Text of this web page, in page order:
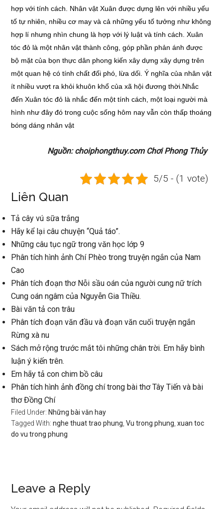
hợp với tính cách. Nhân vật Xuân được dựng lên với nhiều yếu
tố tự nhiên, nhiều cơ may và cả những yếu tố tưởng như không
hợp lí nhưng nhìn chung là hợp với lý luật và tính cách. Xuân
tóc đỏ là một nhân vật thành công, góp phần phản ánh được
bộ mặt của bọn thực dân phong kiến xây dựng xây dựng trên
một quan hệ có tính chất đối phó, lừa dối. Ý nghĩa của nhân vật
ít nhiều vượt ra khỏi khuôn khổ của xã hội đương thời.Nhắc
đến Xuân tóc đỏ là nhắc đến một tính cách, một loại người mà
hình như đây đó trong cuộc sống hôm nay vẫn còn thấp thoáng
bóng dáng nhân vật
Nguồn: choiphongthuy.com Chơi Phong Thủy
5/5 - (1 vote)
Liên Quan
Tả cây vú sữa trắng
Hãy kể lại câu chuyện “Quả táo”.
Những câu tục ngữ trong văn học lớp 9
Phân tích hình ảnh Chí Phèo trong truyện ngắn của Nam
Cao
Phân tích đoạn thơ Nỗi sầu oán của người cung nữ trích
Cung oán ngâm của Nguyễn Gia Thiều.
Bài văn tả con trâu
Phân tích đoạn văn đầu và đoạn văn cuối truyện ngắn
Rừng xà nu
Sách mở rộng trước mắt tôi những chân trời. Em hãy bình
luận ý kiến trên.
Em hãy tả con chim bồ câu
Phân tích hình ảnh đồng chí trong bài thơ Tây Tiến và bài
thơ Đồng Chí
Filed Under: Những bài văn hay
Tagged With:nghe thuat trao phung ,Vu trong phung ,xuan toc
do vu trong phung
Reader
Leave a Reply